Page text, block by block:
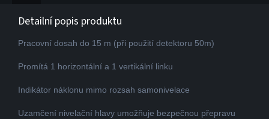
Detailní popis produktu
Pracovní dosah do 15 m (při použití detektoru 50m)
Promítá 1 horizontální a 1 vertikální linku
Indikátor náklonu mimo rozsah samonivelace
Uzamčení nivelační hlavy umožňuje bezpečnou přepravu